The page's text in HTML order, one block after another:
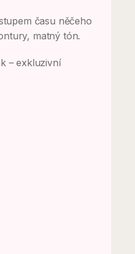
času něčeho
matný tón.
– exkluzivní